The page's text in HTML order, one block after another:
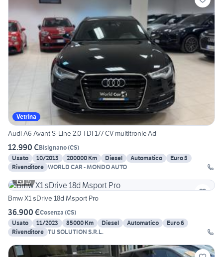
Vetrina
Audi A6 Avant S-Line 2.0 TDI 177 CV multitronic Ad
12.990 €Bisignano(CS)
Usato
10/2013 200000 Km Diesel Automatico
Euro 5
Rivenditore WORLD CAR - MONDO AUTO
15
Bmw X1 sDrive 18d Msport Pro
36.900 €Cosenza (CS)
Usato
11/2023 85000 Km Diesel Automatico
Euro 6
Rivenditore TU SOLUTION S.R.L.